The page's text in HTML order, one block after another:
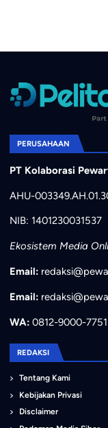
PERUSAHAAN
PT Kolaborasi
AHU-
NIB: 1401230031537
Ekosistem Media
Email:
Email:
WA:0812-9000-
REDAKSI
Tentang Kami
Kebijakan Privasi
Disclaimer